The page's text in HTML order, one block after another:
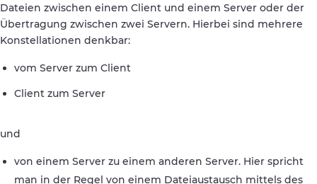
Dateien zwischen einem Client und einem Server oder der
Übertragung zwischen zwei Servern. Hierbei sind mehrere
Konstellationen denkbar:
vom Server zum Client
Client zum Server
und
von einem Server zu einem anderen Server. Hier spricht
man in der Regel von einem Dateiaustausch mittels des